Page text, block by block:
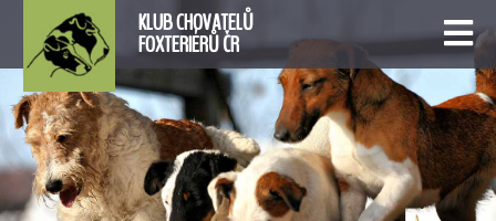
KLUB CHOVATELŮ
FOXTERIÉRŮ ČR